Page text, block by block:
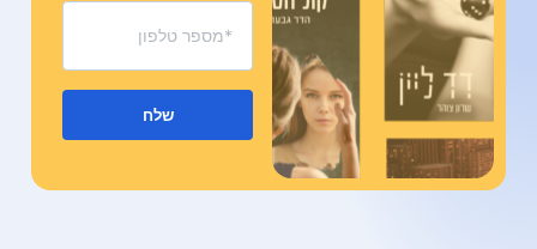
שלח